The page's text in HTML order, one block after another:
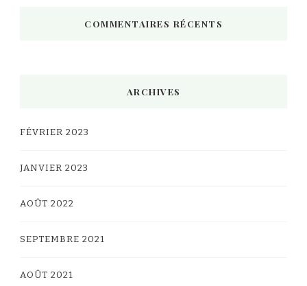
COMMENTAIRES RÉCENTS
ARCHIVES
FÉVRIER 2023
JANVIER 2023
AOÛT 2022
SEPTEMBRE 2021
AOÛT 2021